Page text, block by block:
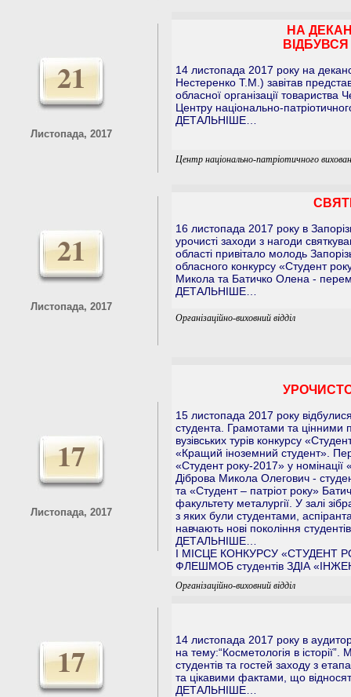
21
Листопада, 2017
НА
14 листопада 2017 року на
Нестеренко Т.М.) завітав
обласної організації
Центру національно-
ДЕТАЛЬНІШЕ…
Центр національно-патріотичного
21
Листопада, 2017
16 листопада 2017 року в
урочисті заходи з нагоди
області привітало молодь
обласного конкурсу «Студент
Микола та Батичко Олена -
ДЕТАЛЬНІШЕ…
Організаційно-виховний відділ
17
Листопада, 2017
15 листопада 2017 року
студента. Грамотами та цінними
вузівських турів конкурсу
«Кращий іноземний студент».
«Студент року-2017» у
Діброва Микола Олегович -
та «Студент – патріот року»
факультету металургії. У залі
з яких були студентами,
навчають нові покоління
ДЕТАЛЬНІШЕ…
I МІСЦЕ КОНКУРСУ «СТУДЕНТ
ФЛЕШМОБ студентів ЗДІА
Організаційно-виховний відділ
17
14 листопада 2017 року в
на тему:“Косметологія в
студентів та гостей заходу з
та цікавими фактами, що
ДЕТАЛЬНІШЕ…